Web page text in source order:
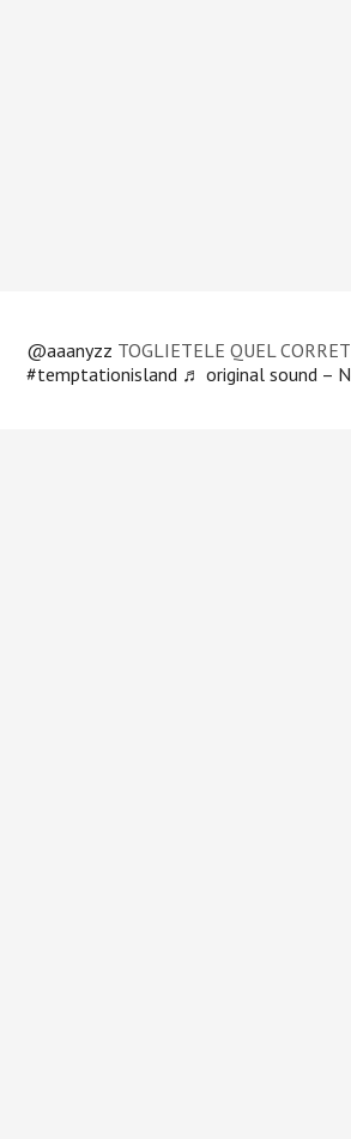
@aaanyzz TOGLIETELE QUEL
#temptationisland ♬ original sound –